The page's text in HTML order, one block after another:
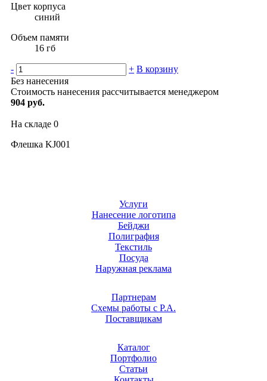
Цвет корпуса
синий
Объем памяти
16 гб
- + В корзину
Без нанесения
Стоимость нанесения рассчитывается менеджером
904 руб.
На складе 0
Флешка KJ001
Услуги
Нанесение логотипа
Бейджи
Полиграфия
Текстиль
Посуда
Наружная реклама
Партнерам
Схемы работы с Р.А.
Поставщикам
Каталог
Портфолио
Статьи